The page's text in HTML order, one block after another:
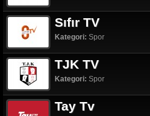
Sıfır TV
Kategori: Spor
TJK TV
Kategori: Spor
Tay Tv